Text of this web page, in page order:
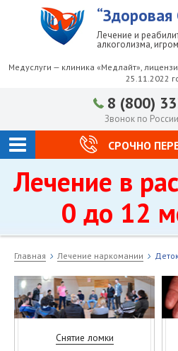
“Здоровая
Лечение и
алкоголизма,
Медуслуги — клиника «Медлайт»,
25.11.2022
8 (800)
Звонок по
СРОЧНО
Лечение в
0 до 12
Главная Лечение наркомании
Снятие ломки